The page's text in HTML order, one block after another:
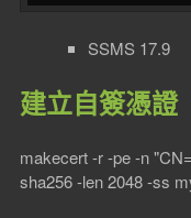
SSMS 17.9
建立自簽憑證
makecert -r -pe -n
sha256 -len 2048 -ss